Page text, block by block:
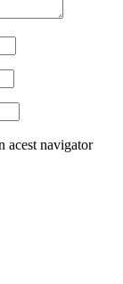
acest navigator